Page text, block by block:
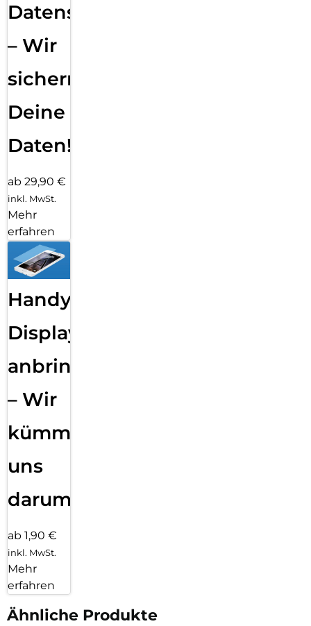
Datensicherung
– Wir
sichern
Deine
Daten!
ab 29,90 €
inkl. MwSt.
Mehr
erfahren
Handy
Displayfolie
anbringen
– Wir
kümmern
uns
darum!
ab 1,90 €
inkl. MwSt.
Mehr
erfahren
Ähnliche Produkte